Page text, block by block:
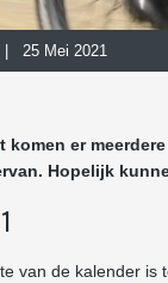
| 25 Mei 2021
komen er
Hopelijk
van de kalender is